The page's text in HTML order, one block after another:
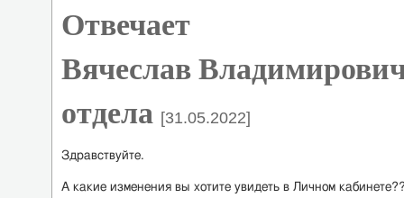
Отвечает
Вячеслав
отдела [31.05.2022]
Здравствуйте.
А какие изменения вы хотите увидеть в Личном